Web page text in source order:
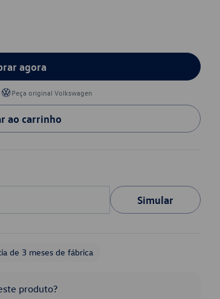
agora
Peça original Volkswagen
ao carrinho
Simular
de 3 meses de fábrica
produto?